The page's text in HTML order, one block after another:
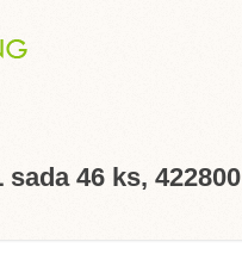
46 ks, 422800